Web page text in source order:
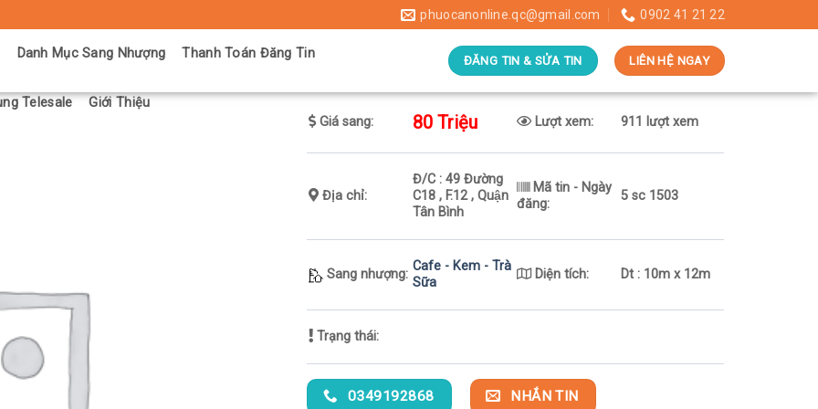
phuocanonline.qc@gmail.com 0902 41 21 22
Danh Mục Sang Nhượng Thanh Toán Đăng Tin
Telesale Giới Thiệu
ĐĂNG TIN & SỬA TIN LIÊN HỆ NGAY
Giá sang: 80 Triệu Lượt xem: 911 lượt xem
Địa chỉ:
Đ/C : 49 Đường
C18 , F.12 , Quận
Tân Bình
Mã tin - Ngày
đăng:
5 sc 1503
Sang nhượng:
Cafe - Kem - Trà
Sữa
Diện tích: Dt : 10m x 12m
Trạng thái:
0349192868 NHẮN TIN